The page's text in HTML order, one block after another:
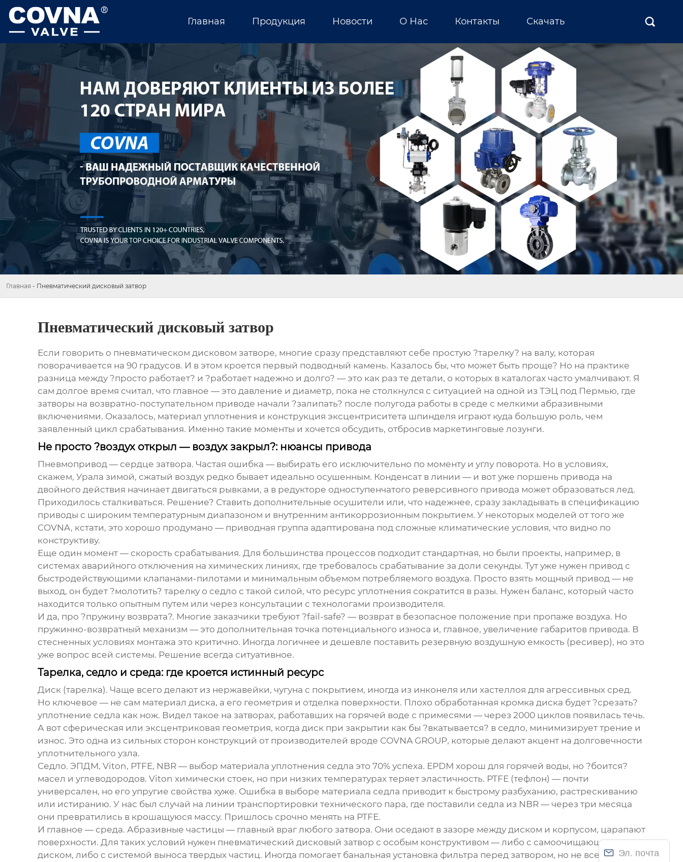
Главная Продукция Новости О Нас Контакты Скачать 
Эл. почта
Главная - Пневматический дисковый затвор
Пневматический дисковый затвор
Если говорить о пневматическом дисковом затворе, многие сразу представляют себе простую ?тарелку? на валу, которая
поворачивается на 90 градусов. И в этом кроется первый подводный камень. Казалось бы, что может быть проще? Но на практике
разница между ?просто работает? и ?работает надежно и долго? — это как раз те детали, о которых в каталогах часто умалчивают. Я
сам долгое время считал, что главное — это давление и диаметр, пока не столкнулся с ситуацией на одной из ТЭЦ под Пермью, где
затворы на возвратно-поступательном приводе начали ?залипать? после полугода работы в среде с мелкими абразивными
включениями. Оказалось, материал уплотнения и конструкция эксцентриситета шпинделя играют куда большую роль, чем
заявленный цикл срабатывания. Именно такие моменты и хочется обсудить, отбросив маркетинговые лозунги.
Не просто ?воздух открыл — воздух закрыл?: нюансы привода
Пневмопривод — сердце затвора. Частая ошибка — выбирать его исключительно по моменту и углу поворота. Но в условиях,
скажем, Урала зимой, сжатый воздух редко бывает идеально осушенным. Конденсат в линии — и вот уже поршень привода на
двойного действия начинает двигаться рывками, а в редукторе одноступенчатого реверсивного привода может образоваться лед.
Приходилось сталкиваться. Решение? Ставить дополнительные осушители или, что надежнее, сразу закладывать в спецификацию
приводы с широким температурным диапазоном и внутренним антикоррозионным покрытием. У некоторых моделей от того же
COVNA, кстати, это хорошо продумано — приводная группа адаптирована под сложные климатические условия, что видно по
конструктиву.
Еще один момент — скорость срабатывания. Для большинства процессов подходит стандартная, но были проекты, например, в
системах аварийного отключения на химических линиях, где требовалось срабатывание за доли секунды. Тут уже нужен привод с
быстродействующими клапанами-пилотами и минимальным объемом потребляемого воздуха. Просто взять мощный привод — не
выход, он будет ?молотить? тарелку о седло с такой силой, что ресурс уплотнения сократится в разы. Нужен баланс, который часто
находится только опытным путем или через консультации с технологами производителя.
И да, про ?пружину возврата?. Многие заказчики требуют ?fail-safe? — возврат в безопасное положение при пропаже воздуха. Но
пружинно-возвратный механизм — это дополнительная точка потенциального износа и, главное, увеличение габаритов привода. В
стесненных условиях монтажа это критично. Иногда логичнее и дешевле поставить резервную воздушную емкость (ресивер), но это
уже вопрос всей системы. Решение всегда ситуативное.
Тарелка, седло и среда: где кроется истинный ресурс
Диск (тарелка). Чаще всего делают из нержавейки, чугуна с покрытием, иногда из инконеля или хастеллоя для агрессивных сред.
Но ключевое — не сам материал диска, а его геометрия и отделка поверхности. Плохо обработанная кромка диска будет ?срезать?
уплотнение седла как нож. Видел такое на затворах, работавших на горячей воде с примесями — через 2000 циклов появилась течь.
А вот сферическая или эксцентриковая геометрия, когда диск при закрытии как бы ?вкатывается? в седло, минимизирует трение и
износ. Это одна из сильных сторон конструкций от производителей вроде COVNA GROUP, которые делают акцент на долговечности
уплотнительного узла.
Седло. ЭПДМ, Viton, PTFE, NBR — выбор материала уплотнения седла это 70% успеха. EPDM хорош для горячей воды, но ?боится?
масел и углеводородов. Viton химически стоек, но при низких температурах теряет эластичность. PTFE (тефлон) — почти
универсален, но его упругие свойства хуже. Ошибка в выборе материала седла приводит к быстрому разбуханию, растрескиванию
или истиранию. У нас был случай на линии транспортировки технического пара, где поставили седла из NBR — через три месяца
они превратились в крошащуюся массу. Пришлось срочно менять на PTFE.
И главное — среда. Абразивные частицы — главный враг любого затвора. Они оседают в зазоре между диском и корпусом, царапают
поверхности. Для таких условий нужен пневматический дисковый затвор с особым конструктивом — либо с самоочищающимся
диском, либо с системой выноса твердых частиц. Иногда помогает банальная установка фильтра перед затвором, но не всегда это